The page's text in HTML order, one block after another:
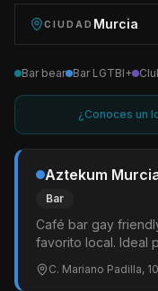
CIUDAD Murcia
Bar bear Bar LGTBI+
¿Conoces un
Aztekum
Bar
Café bar gay
favorito local. Ideal
café. Cócteles y
habitual de la
C. Mariano Padilla, 10